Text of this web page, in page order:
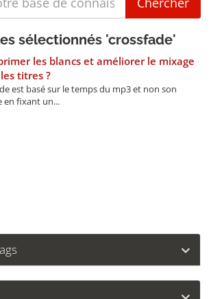
sélectionnés 'crossfade'
les blancs et améliorer le mixage
titres ?
est basé sur le temps du mp3 et non son
en fixant un...